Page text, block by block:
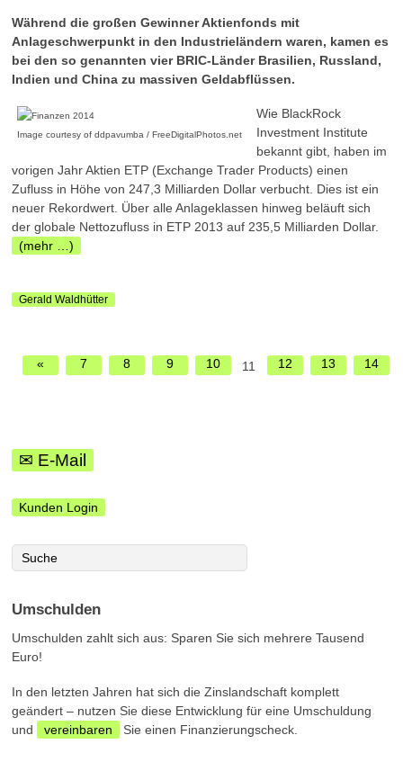
Während die großen Gewinner Aktienfonds mit
Anlageschwerpunkt in den Industrieländern waren, kamen es
bei den so genannten vier BRIC-Länder Brasilien, Russland,
Indien und China zu massiven Geldabflüssen.
Image courtesy of ddpavumba / FreeDigitalPhotos.net
Wie BlackRock
Investment Institute
bekannt gibt, haben im
vorigen Jahr Aktien ETP (Exchange Trader Products) einen
Zufluss in Höhe von 247,3 Milliarden Dollar verbucht. Dies ist ein
neuer Rekordwert. Über alle Anlageklassen hinweg beläuft sich
der globale Nettozufluss in ETP 2013 auf 235,5 Milliarden Dollar.
(mehr …)
Gerald Waldhütter
« 7 8 9 10 11 12 13 14
✉ E-Mail
Kunden Login
Umschulden
Umschulden zahlt sich aus: Sparen Sie sich mehrere Tausend
Euro!
In den letzten Jahren hat sich die Zinslandschaft komplett
geändert – nutzen Sie diese Entwicklung für eine Umschuldung
und
vereinbaren Sie einen Finanzierungscheck.